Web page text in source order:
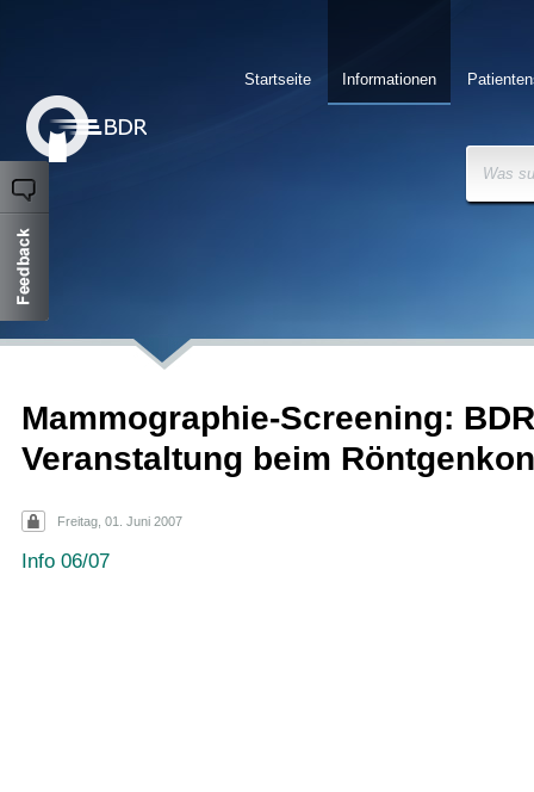
Informationen
Startseite
Was
Mammographie-Screening:
Veranstaltung beim
Freitag, 01. Juni 2007
Info 06/07